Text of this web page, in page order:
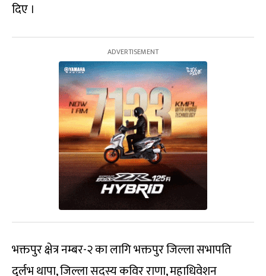
दिए ।
भक्तपुर क्षेत्र नम्बर-२ का लागि भक्तपुर जिल्ला सभापति
दुर्लभ थापा, जिल्ला सदस्य कविर राणा, महाधिवेशन